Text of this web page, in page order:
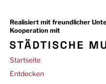
Realisiert mit freundlicher
Kooperation mit
Main
navigation
Startseite
Entdecken